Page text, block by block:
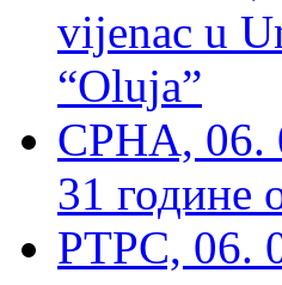
vijenac u
“Oluja”
СРНА, 06.
31 године
РТРС, 06.